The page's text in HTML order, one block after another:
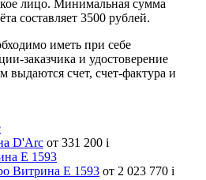
лицо. Минимальная сумма
составляет 3500 рублей.
иметь при себе
заказчика и удостоверение
выдаются счет, счет-фактура и
D'Arc от 331 200 i
Витрина E 1593 от 2 023 770 i